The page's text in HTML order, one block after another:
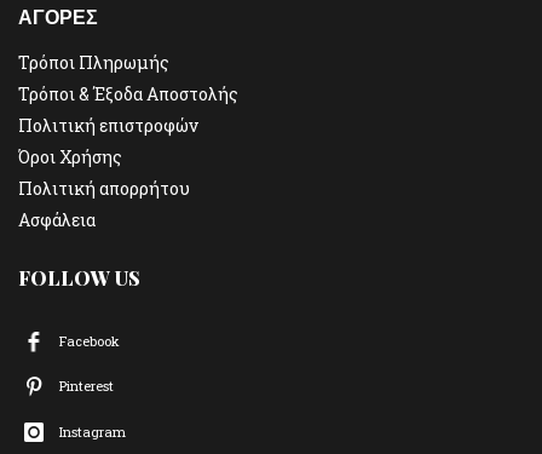
ΑΓΟΡΕΣ
Τρόποι Πληρωμής
Τρόποι & Έξοδα Αποστολής
Πολιτική επιστροφών
Όροι Χρήσης
Πολιτική απορρήτου
Ασφάλεια
FOLLOW US
Facebook
Pinterest
Instagram